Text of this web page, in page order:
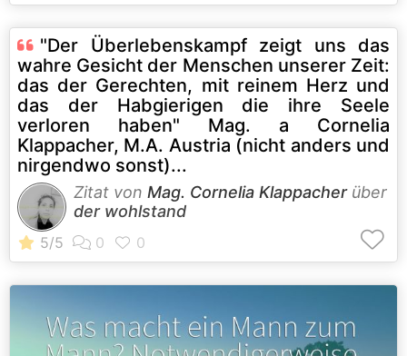
"Der Überlebenskampf zeigt uns das
wahre Gesicht der Menschen unserer Zeit:
das der Gerechten, mit reinem Herz und
das der Habgierigen die ihre Seele
verloren haben" Mag. a Cornelia
Klappacher, M.A. Austria (nicht anders und
nirgendwo sonst)...
Zitat von Mag. Cornelia Klappacherüber
der wohlstand